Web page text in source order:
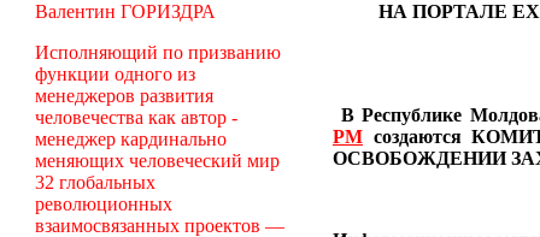
Валентин ГОРИЗДРА
Исполняющий по призванию
функции одного из
менеджеров развития
человечества как автор -
менеджер кардинально
меняющих человеческий мир
32 глобальных
революционных
взаимосвязанных проектов —
НА ПОРТАЛЕ
В Республике
РМ создаются
ОСВОБОЖДЕНИИ